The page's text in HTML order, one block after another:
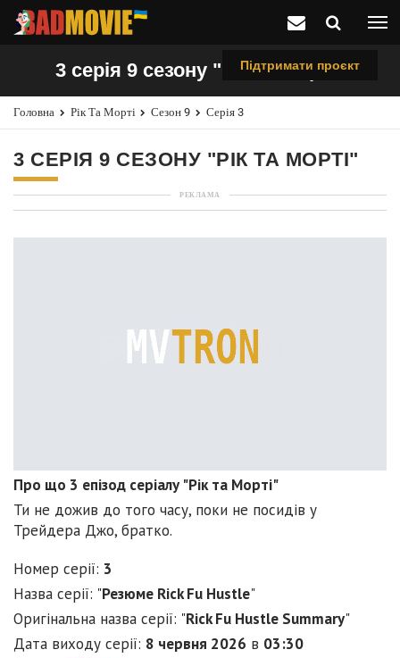
Підтримати проєкт
3 серія 9 сезону "Рік та Морті"
Головна Рік Та Морті Сезон 9 Серія 3
3 СЕРІЯ 9 СЕЗОНУ "РІК ТА МОРТІ"
РЕКЛАМА
Про що 3 епізод серіалу "Рік та Морті"
Ти не дожив до того часу, поки не посидів у
Трейдера Джо, братко.
Номер серії: 3
Назва серії: "Резюме Rick Fu Hustle"
Оригінальна назва серії: "Rick Fu Hustle Summary"
Дата виходу серії: 8 червня 2026 в 03:30